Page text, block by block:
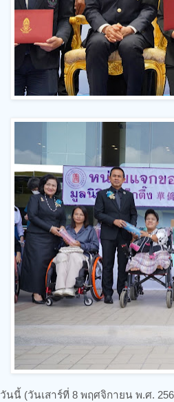
วันนี้ (วันเสาร์ที่ 8 พฤศจิกายน พ.ศ.